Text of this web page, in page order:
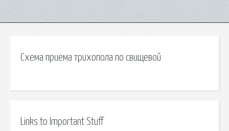
Схема приема трихопола по свищевой
Links to Important Stuff